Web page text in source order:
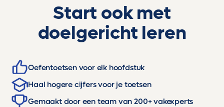
Start ook met
doelgericht leren
Oefentoetsen voor elk hoofdstuk
Haal hogere cijfers voor je toetsen
Gemaakt door een team van 200+ vakexperts